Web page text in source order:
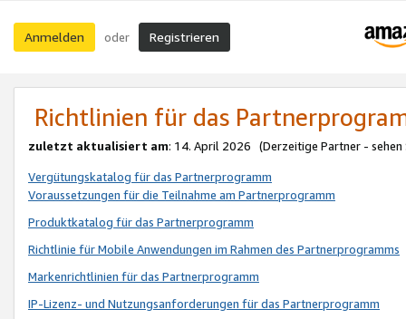
Anmelden oder Registrieren
Richtlinien für das
zuletzt aktualisiert am: 14. April 2026 (Derzeitige Partner - sehen
Vergütungskatalog für das Partnerprogramm
Voraussetzungen für die Teilnahme am Partnerprogramm
Produktkatalog für das Partnerprogramm
Richtlinie für Mobile Anwendungen im Rahmen des Partnerprogramms
Markenrichtlinien für das Partnerprogramm
IP-Lizenz- und Nutzungsanforderungen für das Partnerprogramm